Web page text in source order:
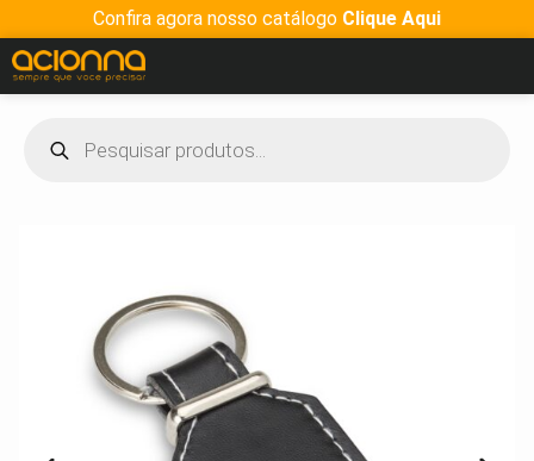
Confira agora nosso catálogo Clique Aqui